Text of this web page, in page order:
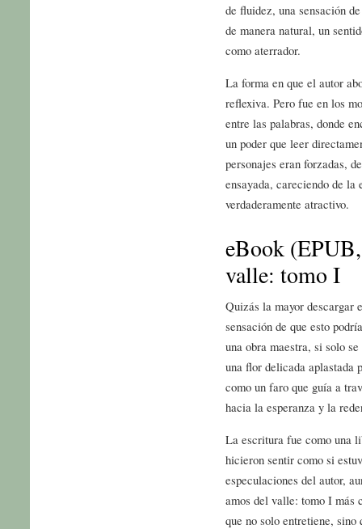
de fluidez, una sensación
de manera natural, un
como aterrador.
La forma en que el autor
reflexiva. Pero fue en los
entre las palabras, donde
un poder que leer
personajes eran forzadas,
ensayada, careciendo de la
verdaderamente atractivo.
eBook
valle: tomo I
Quizás la mayor descargar
sensación de que esto
una obra maestra, si solo
una flor delicada aplastada
como un faro que guía a
hacia la esperanza y la
La escritura fue como una
hicieron sentir como si
especulaciones del autor,
amos del valle: tomo I más
que no solo entretiene,